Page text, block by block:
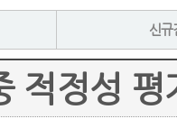
신규
적정성